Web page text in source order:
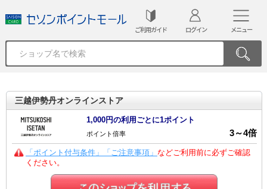
ご利用ガイド ログイン メニュー
三越伊勢丹オンラインストア
1,000円の利用ごとに1ポイント
ポイント倍率 3～4倍
「ポイント付与条件」「ご注意事項」 などご利用前に必ずご確認
ください。